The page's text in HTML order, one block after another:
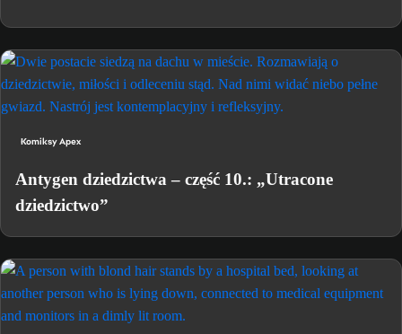
Komiksy Apex
Antygen dziedzictwa – część 10.: „Utracone
dziedzictwo”